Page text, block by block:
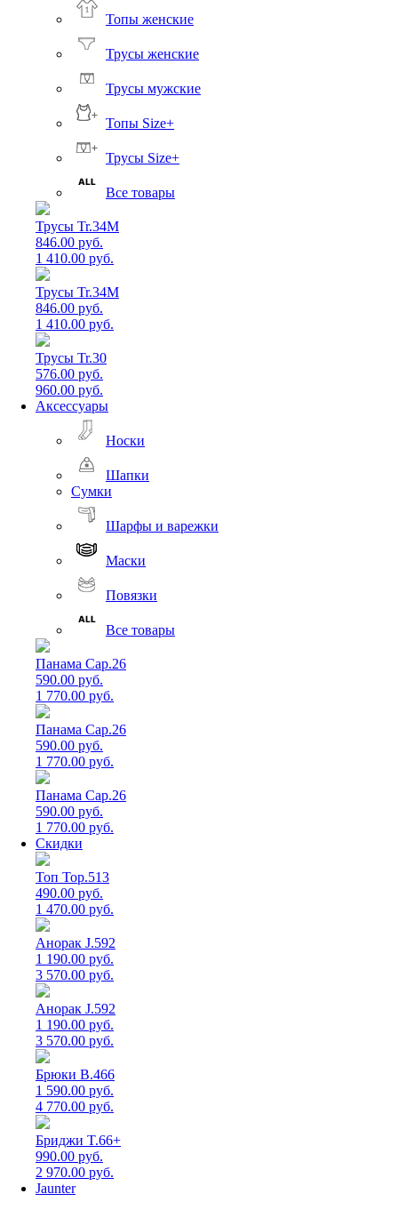
Топы женские
Трусы женские
Трусы мужские
Топы Size+
Трусы Size+
Все товары
Трусы Tr.34M
846.00 руб.
1 410.00 руб.
Трусы Tr.34M
846.00 руб.
1 410.00 руб.
Трусы Tr.30
576.00 руб.
960.00 руб.
Аксессуары
Носки
Шапки
Сумки
Шарфы и варежки
Маски
Повязки
Все товары
Панама Cap.26
590.00 руб.
1 770.00 руб.
Панама Cap.26
590.00 руб.
1 770.00 руб.
Панама Cap.26
590.00 руб.
1 770.00 руб.
Скидки
Топ Top.513
490.00 руб.
1 470.00 руб.
Анорак J.592
1 190.00 руб.
3 570.00 руб.
Анорак J.592
1 190.00 руб.
3 570.00 руб.
Брюки B.466
1 590.00 руб.
4 770.00 руб.
Бриджи T.66+
990.00 руб.
2 970.00 руб.
Jaunter